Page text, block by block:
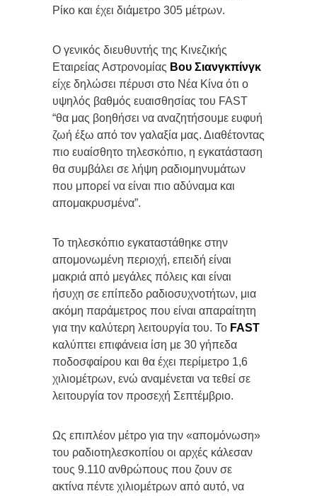
Ρίκο και έχει διάμετρο 305 μέτρων.
Ο γενικός διευθυντής της Κινεζικής
Εταιρείας Αστρονομίας Βου Σιανγκπίνγκ
είχε δηλώσει πέρυσι στο Νέα Κίνα ότι ο
υψηλός βαθμός ευαισθησίας του FAST
“θα μας βοηθήσει να αναζητήσουμε ευφυή
ζωή έξω από τον γαλαξία μας. Διαθέτοντας
πιο ευαίσθητο τηλεσκόπιο, η εγκατάσταση
θα συμβάλει σε λήψη ραδιομηνυμάτων
που μπορεί να είναι πιο αδύναμα και
απομακρυσμένα”.
Το τηλεσκόπιο εγκαταστάθηκε στην
απομονωμένη περιοχή, επειδή είναι
μακριά από μεγάλες πόλεις και είναι
ήσυχη σε επίπεδο ραδιοσυχνοτήτων, μια
ακόμη παράμετρος που είναι απαραίτητη
για την καλύτερη λειτουργία του. Το FAST
καλύπτει επιφάνεια ίση με 30 γήπεδα
ποδοσφαίρου και θα έχει περίμετρο 1,6
χιλιομέτρων, ενώ αναμένεται να τεθεί σε
λειτουργία τον προσεχή Σεπτέμβριο.
Ως επιπλέον μέτρο για την «απομόνωση»
του ραδιοτηλεσκοπίου οι αρχές κάλεσαν
τους 9.110 ανθρώπους που ζουν σε
ακτίνα πέντε χιλιομέτρων από αυτό, να